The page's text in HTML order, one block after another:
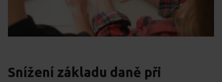
Snížení základu daně při